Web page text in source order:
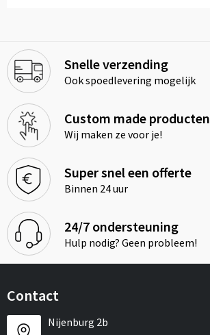
Snelle verzending
Ook spoedlevering mogelijk
Custom made producten
Wij maken ze voor je!
Super snel een offerte
Binnen 24 uur
24/7 ondersteuning
Hulp nodig? Geen probleem!
Contact
Nijenburg 2b